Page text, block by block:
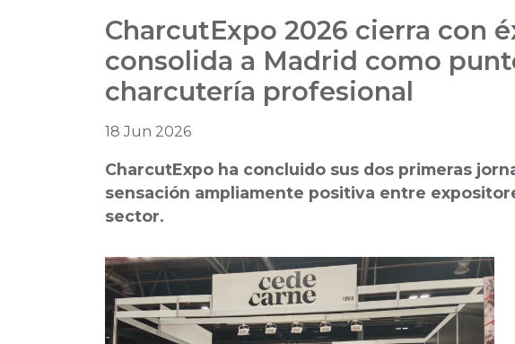
CharcutExpo 2026 cierra con
consolida a Madrid como
charcutería profesional
18 Jun 2026
CharcutExpo ha concluido sus dos primeras
sensación ampliamente positiva entre
sector.